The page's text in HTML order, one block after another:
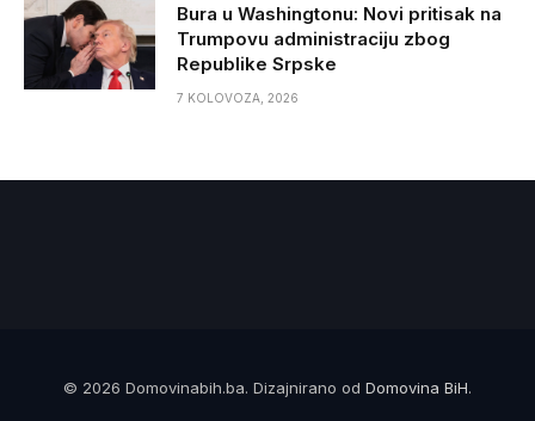
Bura u Washingtonu: Novi pritisak na
Trumpovu administraciju zbog
Republike Srpske
7 KOLOVOZA, 2026
© 2026 Domovinabih.ba. Dizajnirano od Domovina BiH.